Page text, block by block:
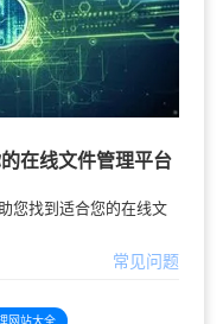
在线文件管理平台
您找到适合您的在线文
常见问题
网站大全